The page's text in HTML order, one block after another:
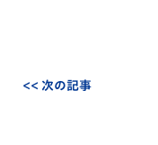
<< 次の記事